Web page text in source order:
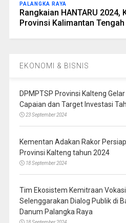
PALANGKA RAYA
Rangkaian HANTARU 2024,
Provinsi Kalimantan
EKONOMI & BISNIS
DPMPTSP Provinsi Kalteng
Capaian dan Target Investasi
23 September 2024
Kementan Adakan Rakor
Provinsi Kalteng tahun 2024
18 September 2024
Tim Ekosistem Kemitraan
Selenggarakan Dialog Publik di
Danum Palangka Raya